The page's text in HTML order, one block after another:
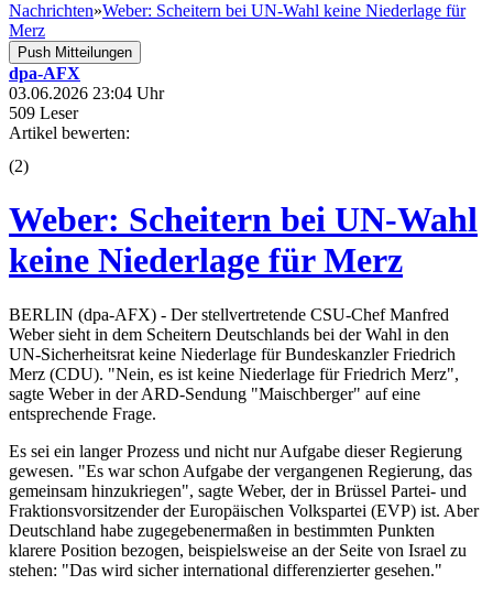
Nachrichten»Weber: Scheitern bei UN-Wahl keine Niederlage für
Merz
Push Mitteilungen
dpa-AFX
03.06.2026 23:04 Uhr
509 Leser
Artikel bewerten:
(2)
Weber: Scheitern bei UN-Wahl
keine Niederlage für Merz
BERLIN (dpa-AFX) - Der stellvertretende CSU-Chef Manfred
Weber sieht in dem Scheitern Deutschlands bei der Wahl in den
UN-Sicherheitsrat keine Niederlage für Bundeskanzler Friedrich
Merz (CDU). "Nein, es ist keine Niederlage für Friedrich Merz",
sagte Weber in der ARD-Sendung "Maischberger" auf eine
entsprechende Frage.
Es sei ein langer Prozess und nicht nur Aufgabe dieser Regierung
gewesen. "Es war schon Aufgabe der vergangenen Regierung, das
gemeinsam hinzukriegen", sagte Weber, der in Brüssel Partei- und
Fraktionsvorsitzender der Europäischen Volkspartei (EVP) ist. Aber
Deutschland habe zugegebenermaßen in bestimmten Punkten
klarere Position bezogen, beispielsweise an der Seite von Israel zu
stehen: "Das wird sicher international differenzierter gesehen."